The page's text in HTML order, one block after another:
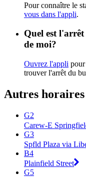
Pour connaître le
vous dans l'appli.
Quel est
de moi?
Ouvrez l'appli
trouver l'arrêt du
Autres
G2
Carew-E
G3
Spfld Plaza via
B4
Plainfield Street
G5